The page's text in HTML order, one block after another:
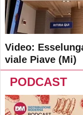
Video:
viale Piave (Mi)
PODCAST